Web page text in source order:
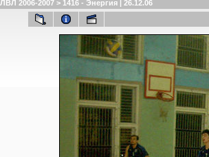
2006-2007 > 1416 - Энергия | 26.12.06